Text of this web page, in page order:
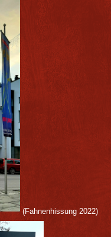
(Fahnenhissung 2022)